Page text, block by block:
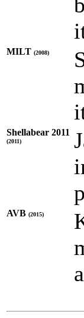
MILT (2008)
Shellabear 2011
(2011)
AVB (2015)